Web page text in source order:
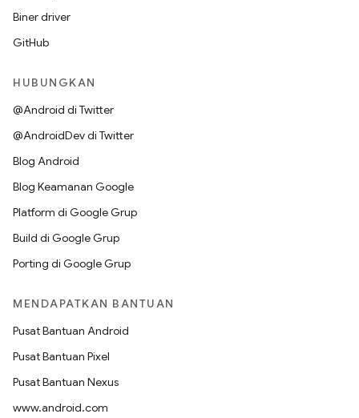
Biner driver
GitHub
HUBUNGKAN
@Android di Twitter
@AndroidDev di Twitter
Blog Android
Blog Keamanan Google
Platform di Google Grup
Build di Google Grup
Porting di Google Grup
MENDAPATKAN BANTUAN
Pusat Bantuan Android
Pusat Bantuan Pixel
Pusat Bantuan Nexus
www.android.com